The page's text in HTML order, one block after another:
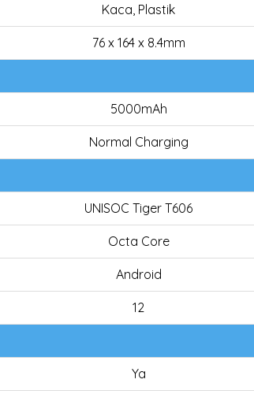
Kaca, Plastik
76 x 164 x 8.4mm
5000mAh
Normal Charging
UNISOC Tiger T606
Octa Core
Android
12
Ya